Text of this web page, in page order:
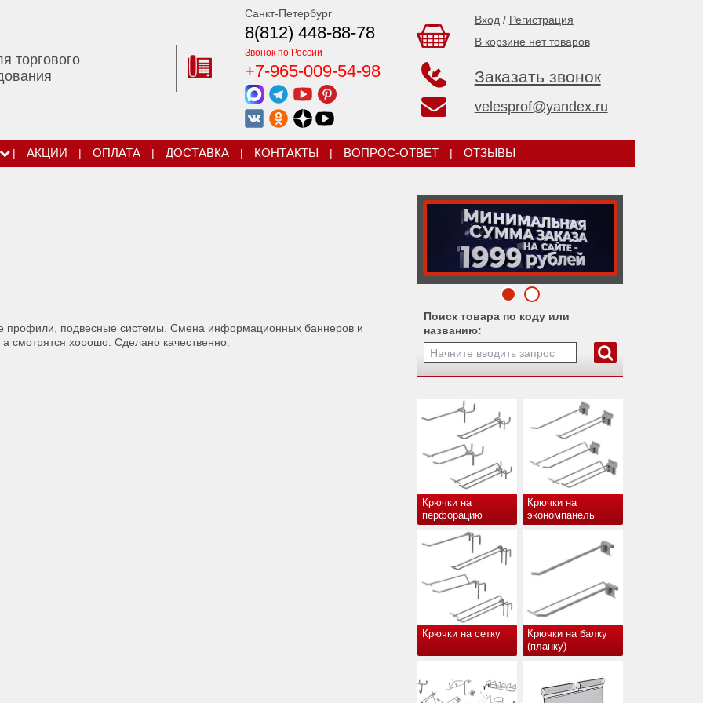
торгового
Санкт-Петербург
8(812) 448-88-78
Звонок по России
+7-965-009-54-98
Вход / Регистрация
В корзине нет товаров
Заказать звонок
velesprof@yandex.ru
| АКЦИИ | ОПЛАТА | ДОСТАВКА | КОНТАКТЫ | ВОПРОС-ОТВЕТ | ОТЗЫВЫ
Поиск товара по коду или
названию:
Крючки на
перфорацию
Крючки на
экономпанель
Крючки на сетку
Крючки на балку
(планку)
профили, подвесные системы. Смена информационных баннеров и
смотрятся хорошо. Сделано качественно.